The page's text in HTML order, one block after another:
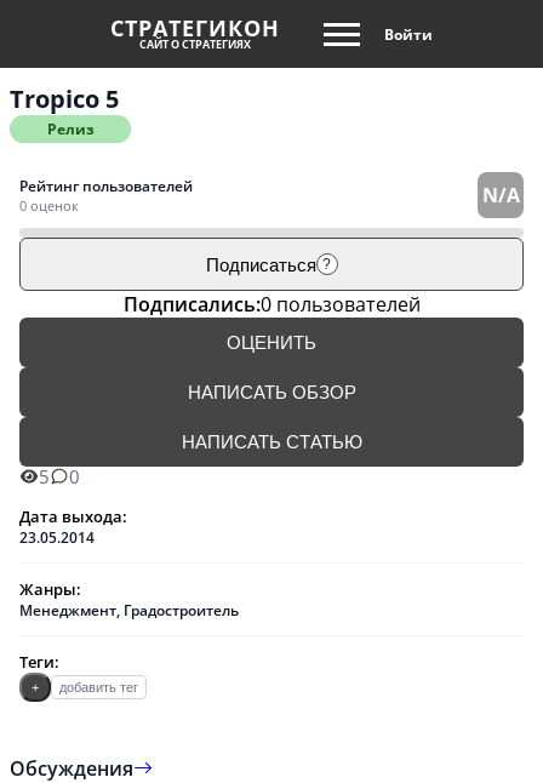
СТРАТЕГИКОН
САЙТ О СТРАТЕГИЯХ Войти
Tropico 5
Релиз
Рейтинг пользователей
0 оценок N/A
Подписаться ?
Подписались:0 пользователей
ОЦЕНИТЬ
НАПИСАТЬ ОБЗОР
НАПИСАТЬ СТАТЬЮ
5 0
Дата выхода:
23.05.2014
Жанры:
Менеджмент, Градостроитель
Теги:
+ добавить тег
Обсуждения